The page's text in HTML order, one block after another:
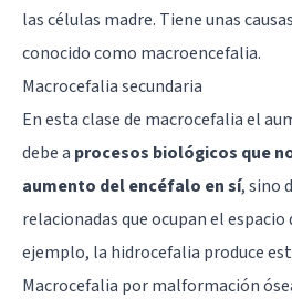
las células madre. Tiene unas
conocido como macroencefalia.
Macrocefalia secundaria
En esta clase de macrocefalia el
debe a procesos biológicos que
aumento del encéfalo en sí, sino
relacionadas que ocupan el espacio
ejemplo, la hidrocefalia produce
Macrocefalia por malformación